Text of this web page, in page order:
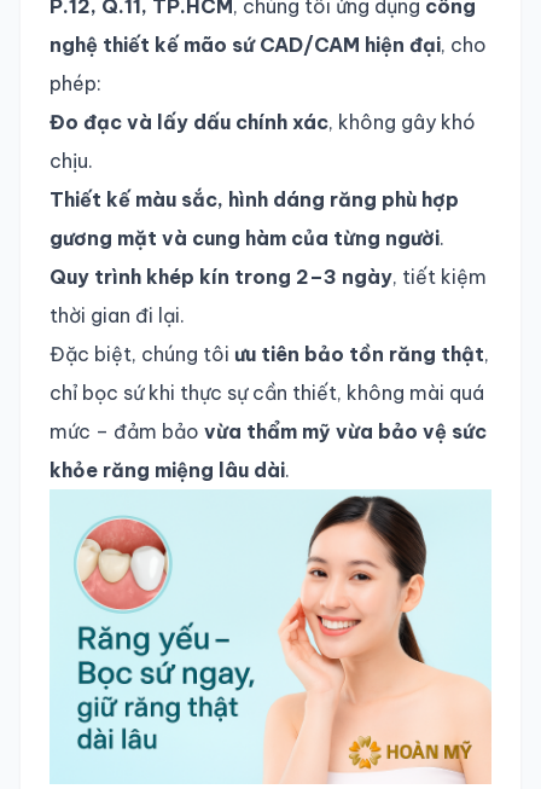
P.12, Q.11, TP.HCM , chúng tôi ứng dụng công
nghệ thiết kế mão sứ CAD/CAM hiện đại, cho
phép:
Đo đạc và lấy dấu chính xác, không gây khó
chịu.
Thiết kế màu sắc, hình dáng răng phù hợp
gương mặt và cung hàm của từng người.
Quy trình khép kín trong 2–3 ngày, tiết kiệm
thời gian đi lại.
Đặc biệt, chúng tôi ưu tiên bảo tồn răng thật,
chỉ bọc sứ khi thực sự cần thiết, không mài quá
mức – đảm bảo vừa thẩm mỹ vừa bảo vệ sức
khỏe răng miệng lâu dài.